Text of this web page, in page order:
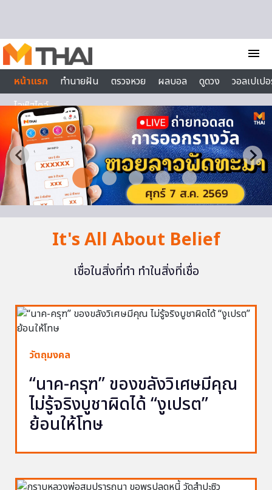
menu
หน้าแรก
ทำนายฝัน ตรวจหวย ผลบอล ดูดวง
วอลเปเป
ไลฟ์สไตล์
It's All About Belief
เชื่อในสิ่งที่ทำ ทำในสิ่งที่เชื่อ
วัตถุมงคล
“นาค-ครุฑ” ของขลังวิเศษมีคุณ
ไม่รู้จริงบูชาผิดได้ “งูเปรต”
ย้อนให้โทษ